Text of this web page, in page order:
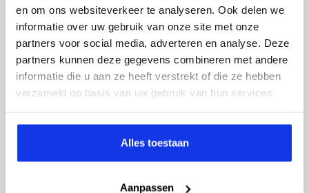
en om ons websiteverkeer te analyseren. Ook delen we
informatie over uw gebruik van onze site met onze
partners voor social media, adverteren en analyse. Deze
partners kunnen deze gegevens combineren met andere
informatie die u aan ze heeft verstrekt of die ze hebben
verzameld op basis van uw gebruik van hun services.
Alles toestaan
Aanpassen
Kenteken huidige auto Kilometerstand (bij benadering)
Inruilvoorstel aanvragen
Wanneer je foto’s meestuurt ontvang je op
maandag tot en met vrijdag binnen enkele uren